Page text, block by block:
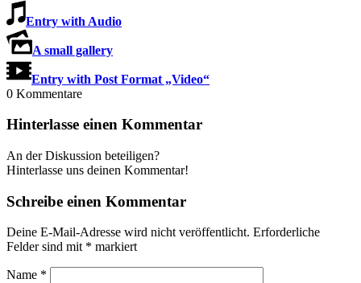
Entry with Audio
A small gallery
Entry with Post Format „Video“
0 Kommentare
Hinterlasse einen Kommentar
An der Diskussion beteiligen?
Hinterlasse uns deinen Kommentar!
Schreibe einen Kommentar
Deine E-Mail-Adresse wird nicht veröffentlicht. Erforderliche
Felder sind mit * markiert
Name *